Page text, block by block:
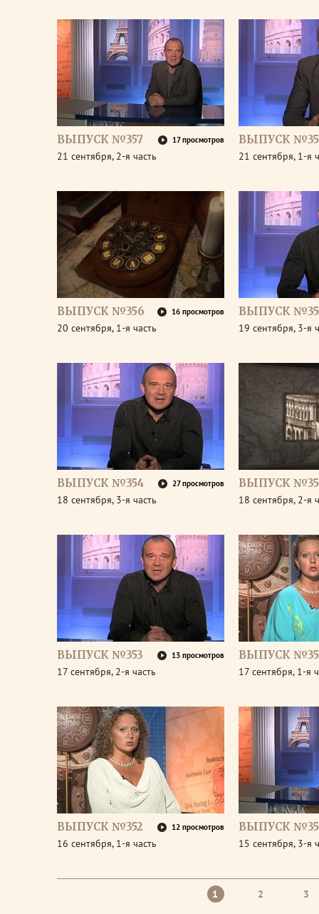
ВЫПУСК №357 17 просмотров
21 сентября, 2-я часть
ВЫПУСК
21 сентября, 1-я
ВЫПУСК №356 16 просмотров
20 сентября, 1-я часть
ВЫПУСК
19 сентября, 3-я
ВЫПУСК №354 27 просмотров
18 сентября, 3-я часть
ВЫПУСК
18 сентября, 2-я
ВЫПУСК №353 13 просмотров
17 сентября, 2-я часть
ВЫПУСК
17 сентября, 1-я
ВЫПУСК №352 12 просмотров
16 сентября, 1-я часть
ВЫПУСК
15 сентября, 3-я
1 2 3